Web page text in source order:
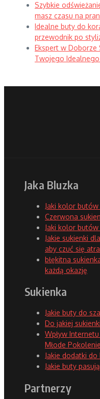
Szybkie
masz czasu na
Idealne buty do
przewodnik po
Ekspert w Doborze
Twojego
Jaka Bluzka
Jaki kolor
Czerwona
Jaki kolor
Jakie sukienki
aby czuć się
błękitna
każdą okazję
Sukienka
Jakie buty do
Do jakiej
Wpływ
Młode
Jakie dodatki do
Jakie buty
Partnerzy